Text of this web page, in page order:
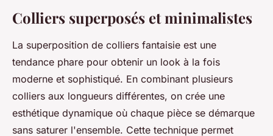
Colliers superposés et minimalistes
La superposition de colliers fantaisie est une
tendance phare pour obtenir un look à la fois
moderne et sophistiqué. En combinant plusieurs
colliers aux longueurs différentes, on crée une
esthétique dynamique où chaque pièce se démarque
sans saturer l'ensemble. Cette technique permet